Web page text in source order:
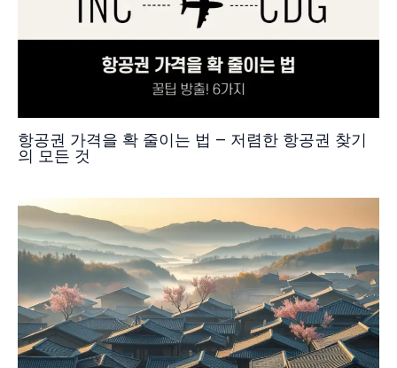
항공권 가격을 확 줄이는 법 – 저렴한 항공권 찾기
의 모든 것